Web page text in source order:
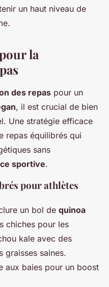
un haut niveau de
la
des repas pour un
, il est crucial de bien
Une stratégie efficace
repas équilibrés qui
sans
sportive.
pour athlètes
un bol de quinoa
chiches pour les
kale avec des
graisses saines.
aux baies pour un boost